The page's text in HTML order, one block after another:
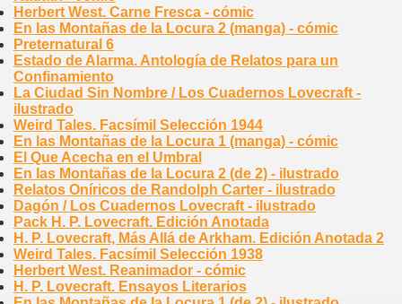
Herbert West. Carne Fresca - cómic
En las Montañas de la Locura 2 (manga) - cómic
Preternatural 6
Estado de Alarma. Antología de Relatos para un
Confinamiento
La Ciudad Sin Nombre / Los Cuadernos Lovecraft -
ilustrado
Weird Tales. Facsímil Selección 1944
En las Montañas de la Locura 1 (manga) - cómic
El Que Acecha en el Umbral
En las Montañas de la Locura 2 (de 2) - ilustrado
Relatos Oníricos de Randolph Carter - ilustrado
Dagón / Los Cuadernos Lovecraft - ilustrado
Pack H. P. Lovecraft. Edición Anotada
H. P. Lovecraft, Más Allá de Arkham. Edición Anotada 2
Weird Tales. Facsímil Selección 1938
Herbert West. Reanimador - cómic
H. P. Lovecraft. Ensayos Literarios